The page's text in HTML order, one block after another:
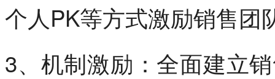
个人PK等方式激励销售团
3、机制激励：全面建立